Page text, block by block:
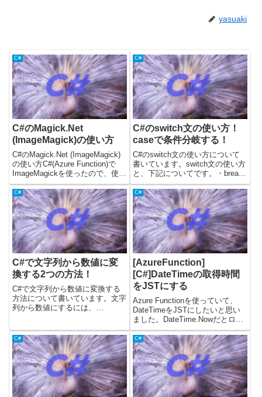
yasuaki
C#
C#のMagick.Net
(ImageMagick)の使い方
C#のMagick.Net (ImageMagick)
の使い方C#(Azure Function)で
ImageMagickを使ったので、使い
方や発生したエラー・サンプルコ
ードを記載しています。「画像を
縮小した後に拡大して、画像の容
量を減らす...
C#
C#のswitch文の使い方！
caseで条件分岐する！
C#のswitch文の使い方について
書いています。switch文の使い方
と、下記についてです。・break
について・defaultについて・goto
caseで複数条件を実行する記事
内のサンプルコードについて
は、.Netのバージョン6(C#...
C#
C#で文字列から数値に変
換する2つの方法！
C#で文字列から数値に変換する
方法について書いています。文字
列から数値にするには、
Parseメソッドを使う・TryParse
メソッドを使うParseメソッドを
使う文...
C#
[AzureFunction]
[C#]DateTimeの取得時間
をJSTにする
Azure Functionを使っていて、
DateTimeをJSTにしたいと思い
ました。DateTime.Nowだとロー
カル時間らしいので、Functions
を置いたサーバー時間になります
よねきっと。TimeZoneInfoが使
えずエラーm...
C# C#